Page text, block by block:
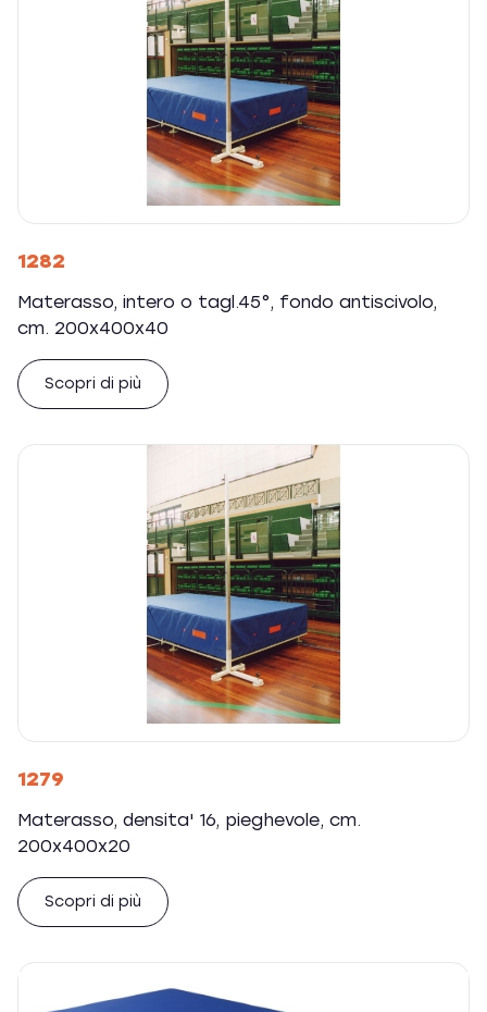
1282
Materasso, intero o tagl.45°, fondo antiscivolo,
cm. 200x400x40
Scopri di più
1279
Materasso, densita' 16, pieghevole, cm.
200x400x20
Scopri di più